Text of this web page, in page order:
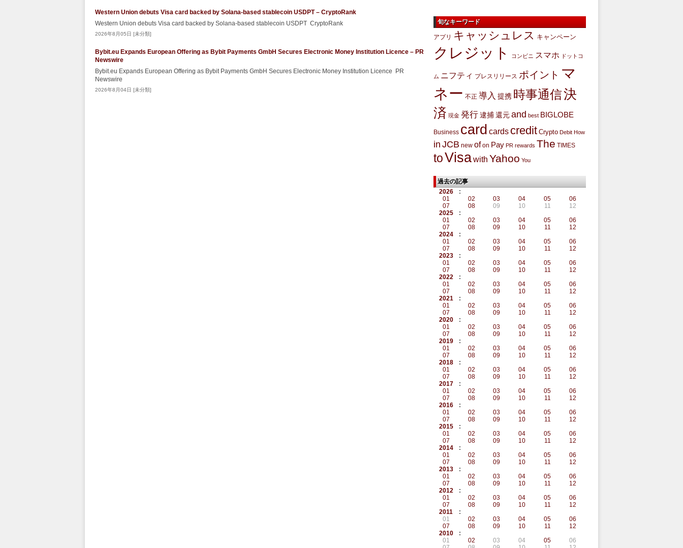
Western Union debuts Visa card backed by Solana-based stablecoin USDPT – CryptoRank
Western Union debuts Visa card backed by Solana-based stablecoin USDPT CryptoRank
2026年8月05日 [未分類]
Bybit.eu Expands European Offering as Bybit Payments GmbH Secures Electronic Money Institution Licence – PR
Newswire
Bybit.eu Expands European Offering as Bybit Payments GmbH Secures Electronic Money Institution Licence PR
Newswire
2026年8月04日 [未分類]
旬なキーワード
アプリ キャッシュレス キャンペーン
クレジット コンビニ スマホ ドットコ
ム ニフティ プレスリリース ポイント マ
ネー 不正 導入 提携 時事通信決
済 現金 発行 逮捕 還元and best BIGLOBE
Business card cards credit Crypto Debit How
in JCB new of on Pay PR rewards The TIMES
toVisawith Yahoo You
過去の記事
2026
:
01
02 03 04 05
06
07
08 09 10 11
12
2025
:
01
02 03 04 05
06
07
08 09 10 11
12
2024
:
01
02 03 04 05
06
07
08 09 10 11
12
2023
:
01
02 03 04 05
06
07
08 09 10 11
12
2022
:
01
02 03 04 05
06
07
08 09 10 11
12
2021
:
01
02 03 04 05
06
07
08 09 10 11
12
2020
:
01
02 03 04 05
06
07
08 09 10 11
12
2019
:
01
02 03 04 05
06
07
08 09 10 11
12
2018
:
01
02 03 04 05
06
07
08 09 10 11
12
2017
:
01
02 03 04 05
06
07
08 09 10 11
12
2016
:
01
02 03 04 05
06
07
08 09 10 11
12
2015
:
01
02 03 04 05
06
07
08 09 10 11
12
2014
:
01
02 03 04 05
06
07
08 09 10 11
12
2013
:
01
02 03 04 05
06
07
08 09 10 11
12
2012
:
01
02 03 04 05
06
07
08 09 10 11
12
2011
:
01
02 03 04 05
06
07
08 09 10 11
12
2010
:
01
02 03 04 05
06